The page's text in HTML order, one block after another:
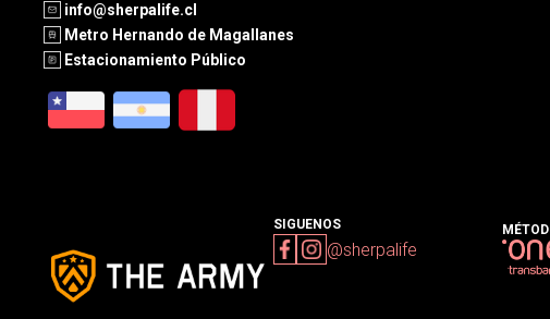
info@sherpalife.cl
Metro Hernando de Magallanes
Estacionamiento Público
SIGUENOS
@sherpalife